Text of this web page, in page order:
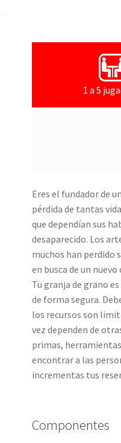
1 a 5
Eres el fundador de
pérdida de tantas
que dependían sus
desaparecido. Los
muchos han perdido
en busca de un
Tu granja de grano
de forma segura.
los recursos son
vez dependen de
primas,
encontrar a las
incrementas tus
Componentes